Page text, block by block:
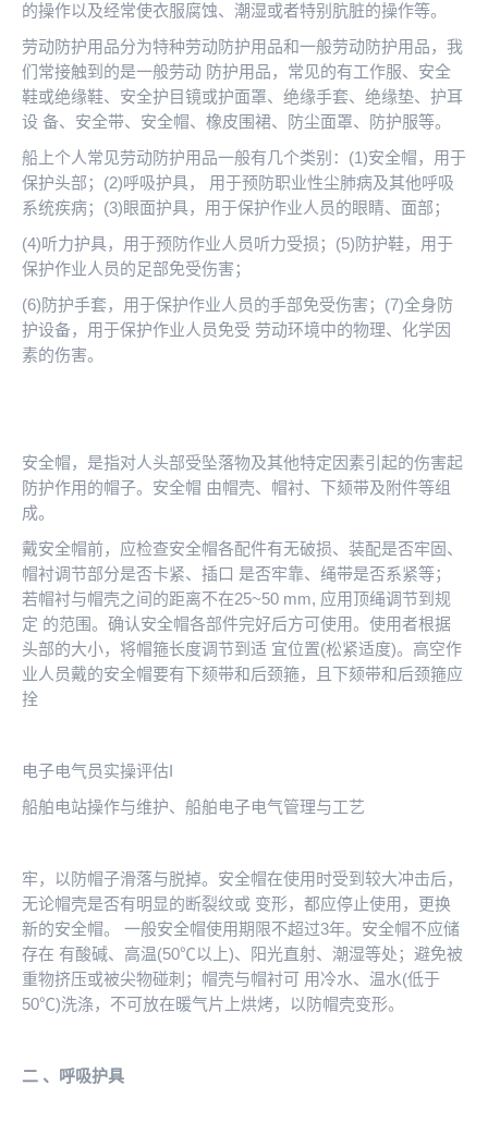
的操作以及经常使衣服腐蚀、潮湿或者特别肮脏的操作等。
劳动防护用品分为特种劳动防护用品和一般劳动防护用品，我
们常接触到的是一般劳动 防护用品，常见的有工作服、安全
鞋或绝缘鞋、安全护目镜或护面罩、绝缘手套、绝缘垫、护耳
设 备、安全带、安全帽、橡皮围裙、防尘面罩、防护服等。
船上个人常见劳动防护用品一般有几个类别：(1)安全帽，用于
保护头部；(2)呼吸护具， 用于预防职业性尘肺病及其他呼吸
系统疾病；(3)眼面护具，用于保护作业人员的眼睛、面部；
(4)听力护具，用于预防作业人员听力受损；(5)防护鞋，用于
保护作业人员的足部免受伤害；
(6)防护手套，用于保护作业人员的手部免受伤害；(7)全身防
护设备，用于保护作业人员免受 劳动环境中的物理、化学因
素的伤害。
安全帽，是指对人头部受坠落物及其他特定因素引起的伤害起
防护作用的帽子。安全帽 由帽壳、帽衬、下颏带及附件等组
成。
戴安全帽前，应检查安全帽各配件有无破损、装配是否牢固、
帽衬调节部分是否卡紧、插口 是否牢靠、绳带是否系紧等；
若帽衬与帽壳之间的距离不在25~50 mm, 应用顶绳调节到规
定 的范围。确认安全帽各部件完好后方可使用。使用者根据
头部的大小，将帽箍长度调节到适 宜位置(松紧适度)。高空作
业人员戴的安全帽要有下颏带和后颈箍，且下颏带和后颈箍应
拴
电子电气员实操评估I
船舶电站操作与维护、船舶电子电气管理与工艺
牢，以防帽子滑落与脱掉。安全帽在使用时受到较大冲击后，
无论帽壳是否有明显的断裂纹或 变形，都应停止使用，更换
新的安全帽。 一般安全帽使用期限不超过3年。安全帽不应储
存在 有酸碱、高温(50℃以上)、阳光直射、潮湿等处；避免被
重物挤压或被尖物碰刺；帽壳与帽衬可 用冷水、温水(低于
50℃)洗涤，不可放在暖气片上烘烤，以防帽壳变形。
二 、呼吸护具